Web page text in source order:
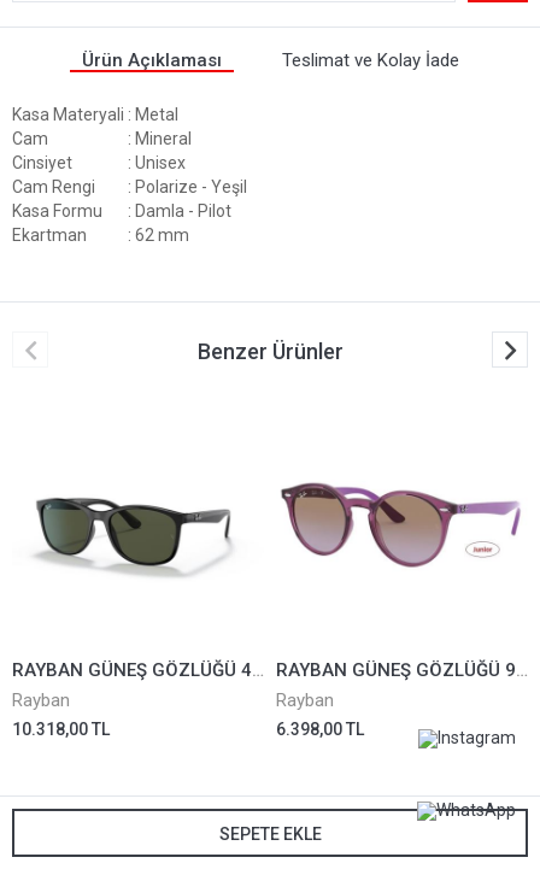
SEPETE EKLE
Ürün Açıklaması Teslimat ve Kolay İade
Kasa Materyali : Metal
Cam
: Mineral
Cinsiyet
: Unisex
Cam Rengi
: Polarize - Yeşil
Kasa Formu
: Damla - Pilot
Ekartman
: 62 mm
Benzer Ürünler
RAYBAN GÜNEŞ GÖZLÜĞÜ 4374-601/31*56
Rayban
10.318,00 TL
RAYBAN GÜNEŞ GÖZLÜĞÜ 9064-S-7064/68*44
Rayban
6.398,00 TL